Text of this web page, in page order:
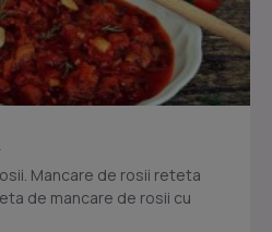
Mancare de rosii reteta
de mancare de rosii cu